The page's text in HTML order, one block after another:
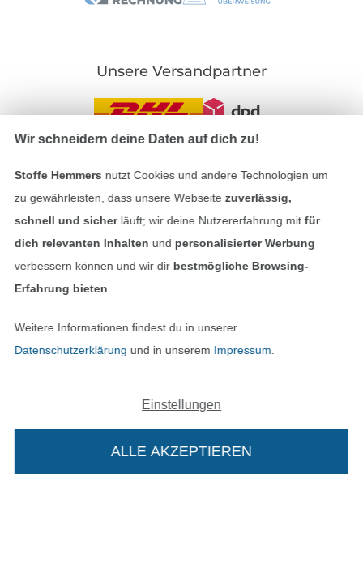
In deinen Warenkorb
Unsere Versandpartner
Impressum
AGB
Widerrufsrecht
In den deutschen Shop wechseln (aktuell
Wir schneidern deine Daten auf dich zu!
Stoffe Hemmers nutzt Cookies und andere Technologien um
zu gewährleisten, dass unsere Webseite zuverlässig,
schnell und sicherläuft; wir deine Nutzererfahrung mitfür
dich relevanten Inhalten und personalisierter Werbung
verbessern können und wir dir bestmögliche Browsing-
Erfahrung bieten
Weitere Informationen findest du in unserer
Datenschutzerklärung und in unserem Impressum
Einstellungen
ALLE AKZEPTIEREN